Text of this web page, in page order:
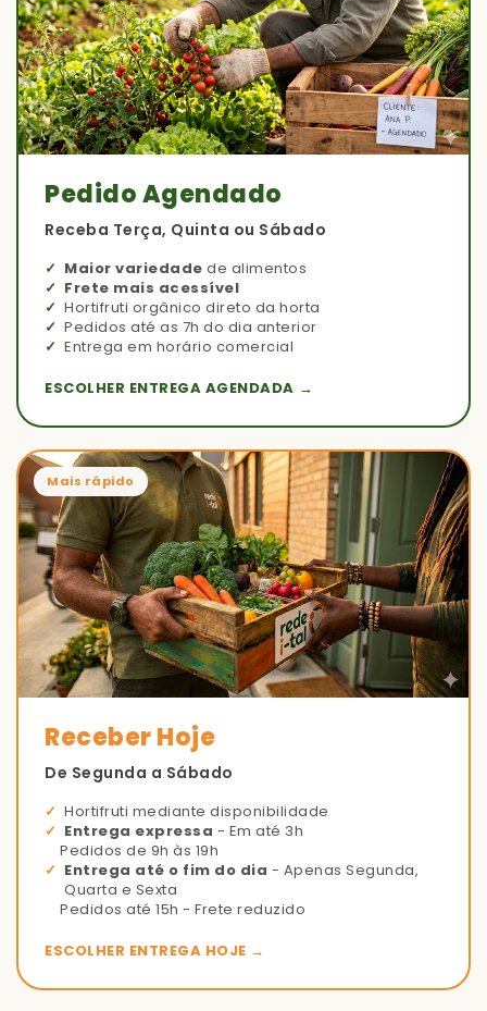
Pedido Agendado
Receba Terça, Quinta ou Sábado
Maior variedade de alimentos
Frete mais acessível
Hortifruti orgânico direto da horta
Pedidos até as 7h do dia anterior
Entrega em horário comercial
ESCOLHER ENTREGA AGENDADA →
Mais rápido
Receber Hoje
De Segunda a Sábado
Hortifruti mediante disponibilidade
Entrega expressa - Em até 3h
Pedidos de 9h às 19h
Entrega até o fim do dia - Apenas Segunda,
Quarta e Sexta
Pedidos até 15h - Frete reduzido
ESCOLHER ENTREGA HOJE →